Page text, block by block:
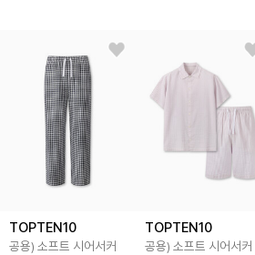
TOPTEN10
공용) 소프트 시어서커
TOPTEN10
공용) 소프트 시어서커